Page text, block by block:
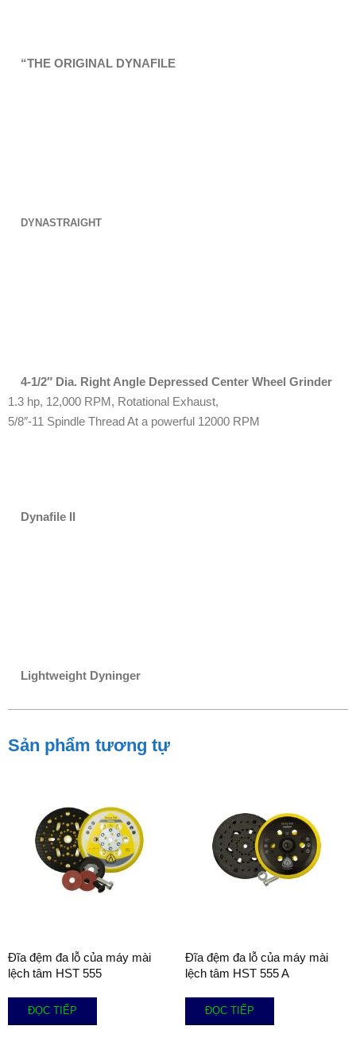
“THE ORIGINAL DYNAFILE
DYNASTRAIGHT
4-1/2″ Dia. Right Angle Depressed Center Wheel Grinder
1.3 hp, 12,000 RPM, Rotational Exhaust,
5/8″-11 Spindle Thread At a powerful 12000 RPM
Dynafile II
Lightweight Dyninger
Sản phẩm tương tự
Đĩa đệm đa lỗ của máy mài
lệch tâm HST 555
ĐỌC TIẾP
Đĩa đệm đa lỗ của máy mài
lệch tâm HST 555 A
ĐỌC TIẾP